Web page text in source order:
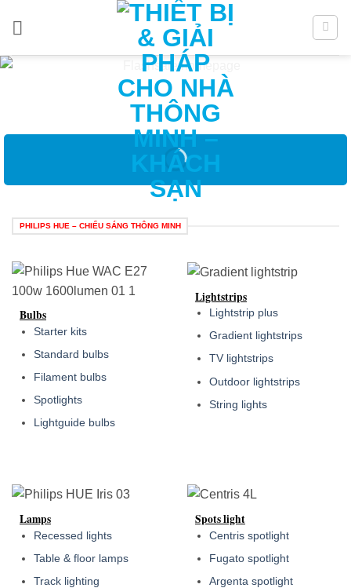
dung
PHILIPS HUE – CHIẾU SÁNG THÔNG MINH
Bulbs
Starter kits
Standard bulbs
Filament bulbs
Spotlights
Lightguide bulbs
Lightstrips
Lightstrip plus
Gradient lightstrips
TV lightstrips
Outdoor lightstrips
String lights
Lamps
Recessed lights
Table & floor lamps
Track lighting
Spots light
Centris spotlight
Fugato spotlight
Argenta spotlight